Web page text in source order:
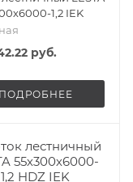
1,2 IEK
руб.
ПОДРОБНЕЕ